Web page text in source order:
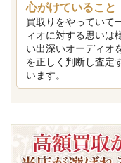
心がけていること
買取りをやっていて
ィオに対する思いは
い出深いオーディオ
を正しく判断し査定
います。